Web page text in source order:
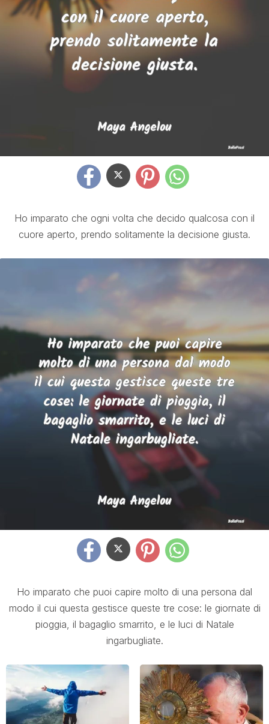
Ho imparato che ogni volta che decido qualcosa con il
cuore aperto, prendo solitamente la decisione giusta.
Ho imparato che puoi capire molto di una persona dal
modo il cui questa gestisce queste tre cose: le giornate di
pioggia, il bagaglio smarrito, e le luci di Natale
ingarbugliate.